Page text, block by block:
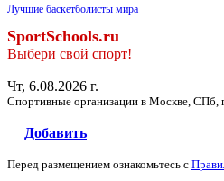
Лучшие баскетболисты мира
SportSchools.ru
Выбери свой спорт!
Чт, 6.08.2026 г.
Спортивные организации в Москве, СПб,
Добавить
Перед размещением ознакомьтесь с